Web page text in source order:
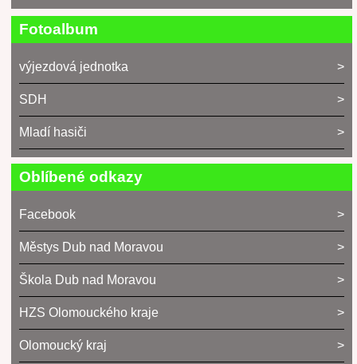
Fotoalbum
výjezdová jednotka
SDH
Mladí hasiči
Oblíbené odkazy
Facebook
Městys Dub nad Moravou
Škola Dub nad Moravou
HZS Olomouckého kraje
Olomoucký kraj